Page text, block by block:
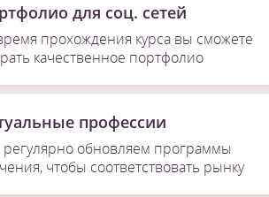
для соц. сетей
прохождения курса вы сможете
качественное портфолио
профессии
обновляем программы
чтобы соответствовать рынку